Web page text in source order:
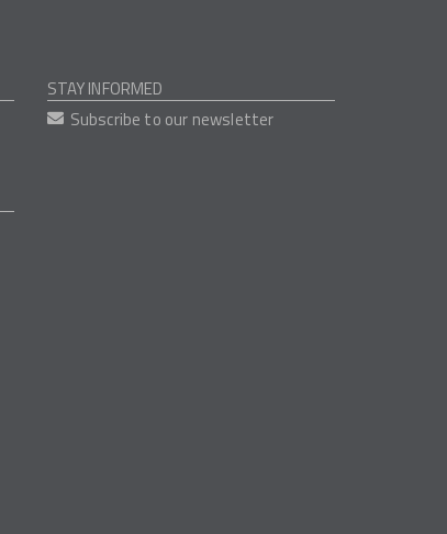
STAY INFORMED
Subscribe to our newsletter